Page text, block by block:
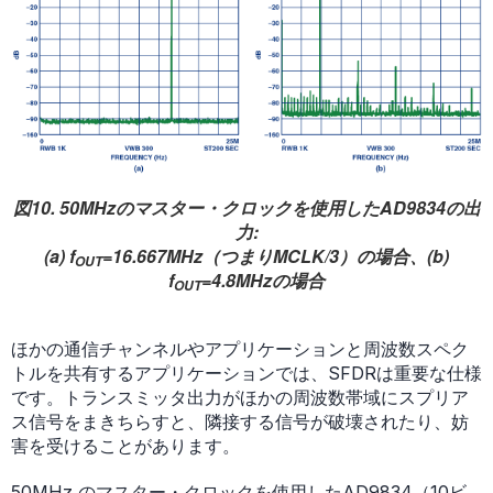
図10. 50MHzのマスター・クロックを使用したAD9834の出
力:
(a) fOUT=16.667MHz（つまりMCLK/3）の場合、(b)
fOUT=4.8MHzの場合
ほかの通信チャンネルやアプリケーションと周波数スペク
トルを共有するアプリケーションでは、SFDRは重要な仕様
です。トランスミッタ出力がほかの周波数帯域にスプリア
ス信号をまきちらすと、隣接する信号が破壊されたり、妨
害を受けることがあります。